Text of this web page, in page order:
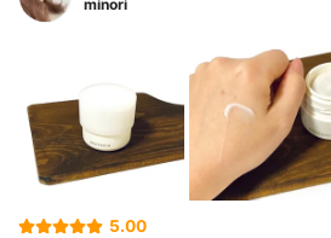
minori
5.00